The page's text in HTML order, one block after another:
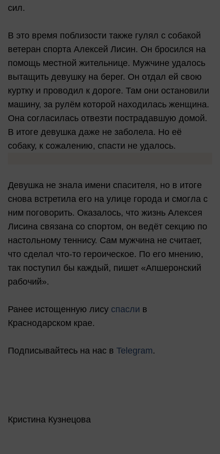
сил.
В это время поблизости также гулял с собакой
ветеран спорта Алексей Лисин. Он бросился на
помощь местной жительнице. Мужчине удалось
вытащить девушку на берег. Он отдал ей свою
куртку и проводил к дороге. Там они остановили
машину, за рулём которой находилась женщина.
Она согласилась отвезти пострадавшую домой.
В итоге девушка даже не заболела. Но её
собаку, к сожалению, спасти не удалось.
Девушка не знала имени спасителя, но в итоге
снова встретила его на улице города и смогла с
ним поговорить. Оказалось, что жизнь Алексея
Лисина связана со спортом, он ведёт секцию по
настольному теннису. Сам мужчина не считает,
что сделал что-то героическое. По его мнению,
так поступил бы каждый, пишет «Апшеронский
рабочий».
Ранее истощенную лису спасли в
Краснодарском крае.
Подписывайтесь на нас в Telegram.
Кристина Кузнецова